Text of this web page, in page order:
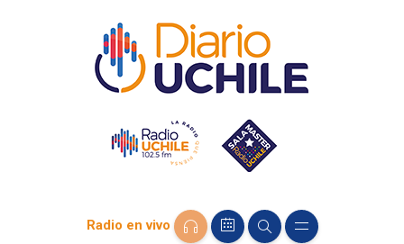
Radio en vivo